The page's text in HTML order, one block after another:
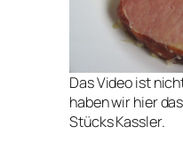
Das Video ist
haben wir hier
Stücks Kassler.